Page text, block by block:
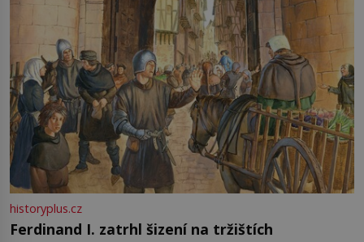
historyplus.cz
Ferdinand I. zatrhl šizení na tržištích